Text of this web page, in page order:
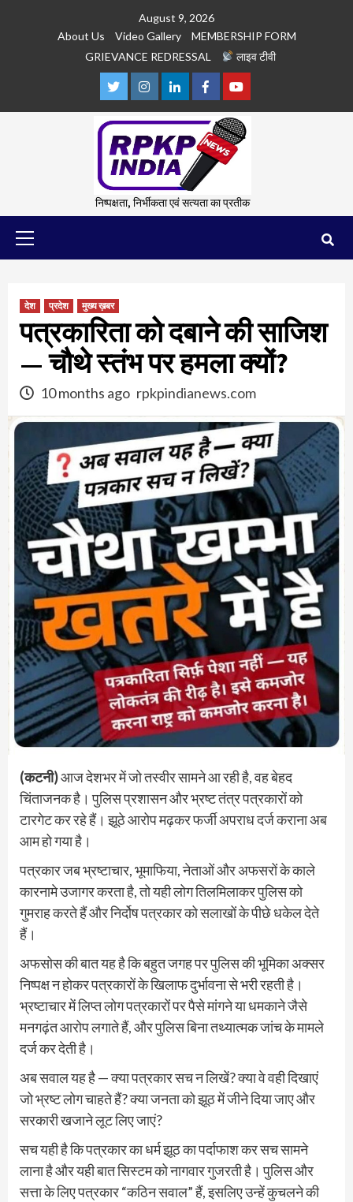
August 9, 2026
About Us
Video Gallery
MEMBERSHIP FORM
GRIEVANCE REDRESSAL
लाइव टीवी
TwitterInstagramLinkedlnFacebookYoutube
निष्पक्षता, निर्भीकता एवं सत्यता का प्रतीक
Primary
देश प्रदेश मुख्य ख़बर
पत्रकारिता को दबाने की साजिश
— चौथे स्तंभ पर हमला क्यों?
10 months ago rpkpindianews.com
(कटनी)आज देशभर में जो तस्वीर सामने आ रही है, वह बेहद
चिंताजनक है। पुलिस प्रशासन और भ्रष्ट तंत्र पत्रकारों को
टारगेट कर रहे हैं। झूठे आरोप मढ़कर फर्जी अपराध दर्ज कराना अब
आम हो गया है।
पत्रकार जब भ्रष्टाचार, भूमाफिया, नेताओं और अफसरों के काले
कारनामे उजागर करता है, तो यही लोग तिलमिलाकर पुलिस को
गुमराह करते हैं और निर्दोष पत्रकार को सलाखों के पीछे धकेल देते
हैं।
अफसोस की बात यह है कि बहुत जगह पर पुलिस की भूमिका अक्सर
निष्पक्ष न होकर पत्रकारों के खिलाफ दुर्भावना से भरी रहती है।
भ्रष्टाचार में लिप्त लोग पत्रकारों पर पैसे मांगने या धमकाने जैसे
मनगढ़ंत आरोप लगाते हैं, और पुलिस बिना तथ्यात्मक जांच के मामले
दर्ज कर देती है।
अब सवाल यह है — क्या पत्रकार सच न लिखें? क्या वे वही दिखाएं
जो भ्रष्ट लोग चाहते हैं? क्या जनता को झूठ में जीने दिया जाए और
सरकारी खजाने लूट लिए जाएं?
सच यही है कि पत्रकार का धर्म झूठ का पर्दाफाश कर सच सामने
लाना है और यही बात सिस्टम को नागवार गुजरती है। पुलिस और
सत्ता के लिए पत्रकार “कठिन सवाल” हैं, इसलिए उन्हें कुचलने की